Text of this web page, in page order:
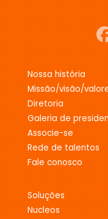
nossa história
missão/visão/
diretoria
galeria de
associe-se
rede de talentos
fale conosco
soluções
nucleos